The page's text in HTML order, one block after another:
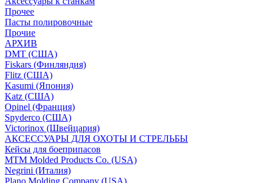
Прочее
Пасты полировочные
Прочие
АРХИВ
DMT (США)
Fiskars (Финляндия)
Flitz (США)
Kasumi (Япония)
Katz (США)
Opinel (Франция)
Spyderco (США)
Victorinox (Швейцария)
АКСЕССУАРЫ ДЛЯ ОХОТЫ И СТРЕЛЬБЫ
Кейсы для боеприпасов
MTM Molded Products Co. (USA)
Negrini (Италия)
Plano Molding Company (USA)